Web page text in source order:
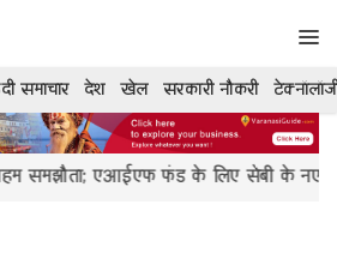
समाचार देश खेल सरकारी नौकरी
एआईएफ फंड के लिए सेबी के नए नियम